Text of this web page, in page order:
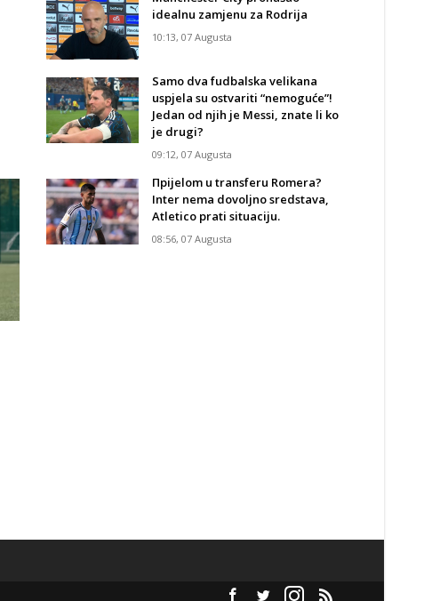
idealnu zamjenu za Rodrija
10:13, 07 Augusta
Samo dva fudbalska velikana
uspjela su ostvariti “nemoguće”!
Jedan od njih je Messi, znate li ko
je drugi?
09:12, 07 Augusta
Прijelom u transferu Romera?
Inter nema dovoljno sredstava,
Atletico prati situaciju.
08:56, 07 Augusta